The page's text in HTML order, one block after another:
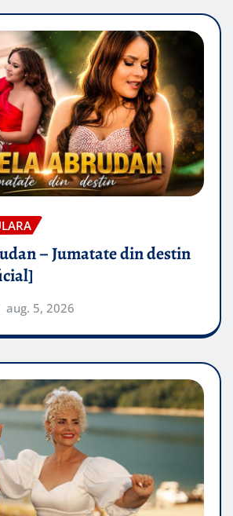
– Jumatate din destin
aug. 5, 2026